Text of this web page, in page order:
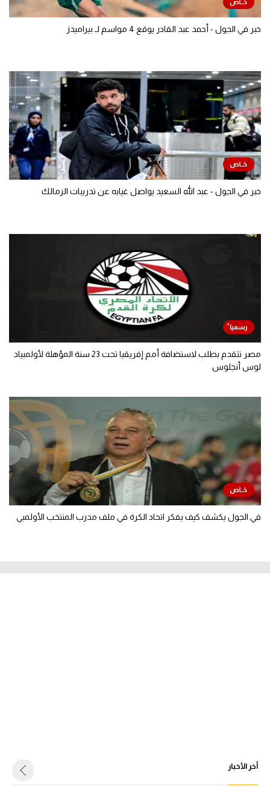
خبر في الجول - أحمد عبد القادر يوقع 4 مواسم لـ بيراميدز
خبر في الجول - عبد الله السعيد يواصل غيابه عن تدريبات الزمالك
مصر تتقدم بطلب لاستضافة أمم إفريقيا تحت 23 سنة المؤهلة لأولمبياد
لوس أنجلوس
في الجول يكشف كيف يفكر اتحاد الكرة في ملف مدرب المنتخب الأولمبي
أخر الأخبار